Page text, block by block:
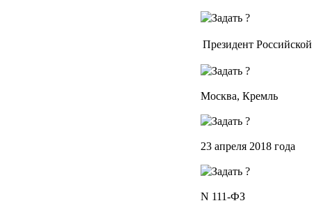
Президент
Москва, Кремль
23 апреля 2018 года
N 111-ФЗ